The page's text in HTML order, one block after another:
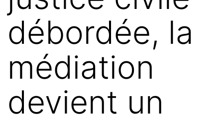
débordée, la
médiation
devient un